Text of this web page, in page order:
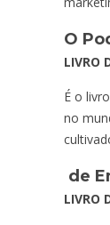
O
LIVRO
É o
no
de
LIVRO